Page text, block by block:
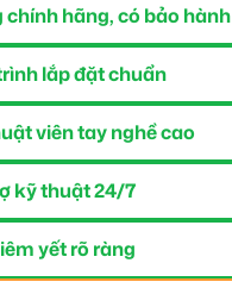
hãng, có bảo hành
lắp đặt chuẩn
viên tay nghề cao
kỹ thuật 24/7
yết rõ ràng